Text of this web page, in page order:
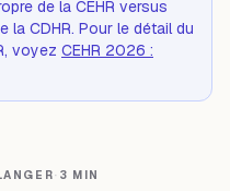
de la CEHR versus
la CDHR. Pour le détail du
voyez CEHR 2026 :
· 3 MIN